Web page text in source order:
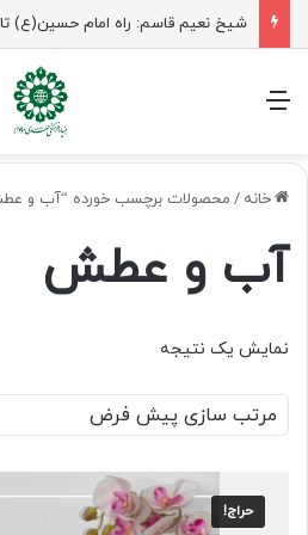
منو
خانه / محصولات برچسب خورده “آب و
آب و عطش
نمایش یک نتیجه
حراج!